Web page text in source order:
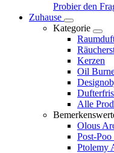
Probier den
Zuhause
Kategorie
Kerzen
Oil
Alle
Olous
Post-
Ptolemy